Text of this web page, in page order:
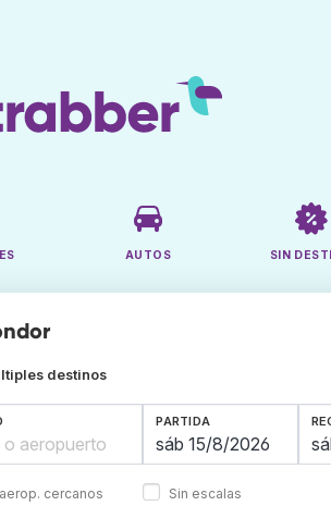
AUTOS SIN
destinos
cercanos
PARTIDA
Sin escalas